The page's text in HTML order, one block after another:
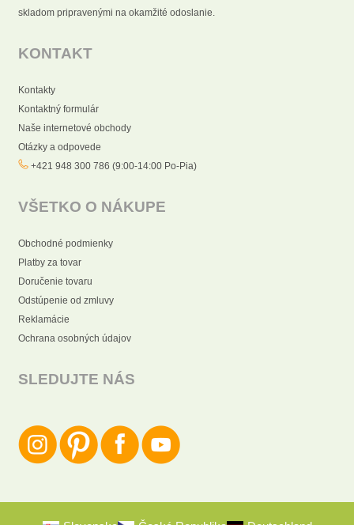
skladom pripravenými na okamžité odoslanie.
KONTAKT
Kontakty
Kontaktný formulár
Naše internetové obchody
Otázky a odpovede
+421 948 300 786 (9:00-14:00 Po-Pia)
VŠETKO O NÁKUPE
Obchodné podmienky
Platby za tovar
Doručenie tovaru
Odstúpenie od zmluvy
Reklamácie
Ochrana osobných údajov
SLEDUJTE NÁS